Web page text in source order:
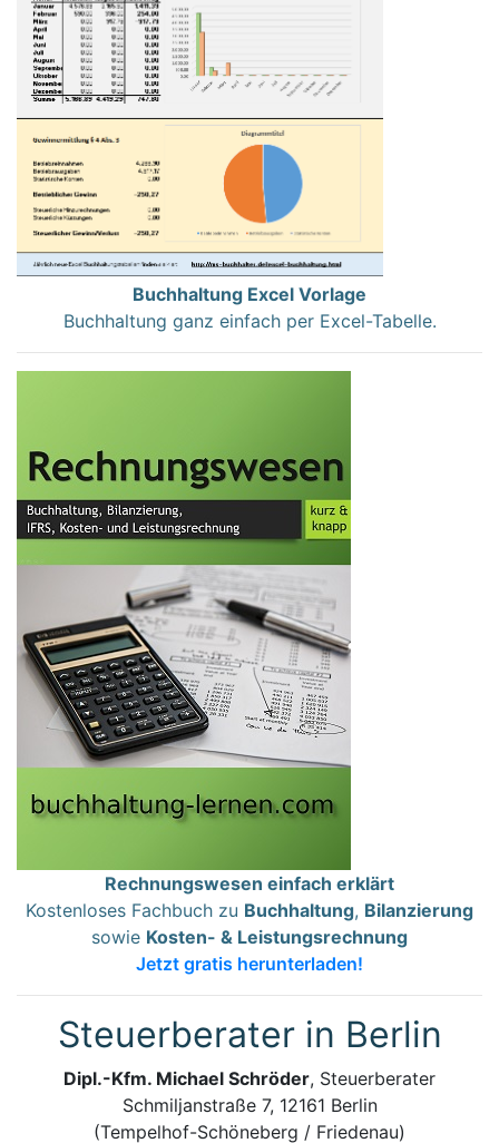
Buchhaltung Excel Vorlage
Buchhaltung ganz einfach per Excel-Tabelle.
Rechnungswesen einfach erklärt
Kostenloses Fachbuch zu Buchhaltung, Bilanzierung
sowie Kosten- & Leistungsrechnung
Jetzt gratis herunterladen!
Steuerberater in Berlin
Dipl.-Kfm. Michael Schröder, Steuerberater
Schmiljanstraße 7, 12161 Berlin
(Tempelhof-Schöneberg / Friedenau)